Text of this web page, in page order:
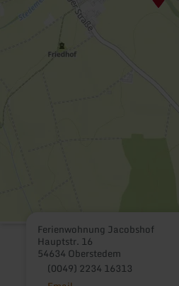
Ferienwohnung Jacobshof
Hauptstr. 16
54634 Oberstedem
(0049) 2234 16313